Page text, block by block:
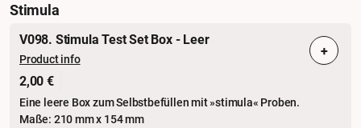
Stimula
V098. Stimula Test Set Box - Leer
Product info
2,00 €
Eine leere Box zum Selbstbefüllen mit »stimula« Proben.
Maße: 210 mm x 154 mm
+